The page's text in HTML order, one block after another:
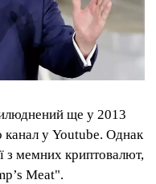
ще у 2013
канал у Youtube. Однак
з мемних криптовалют,
Meat".